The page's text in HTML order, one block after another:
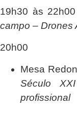
19h30 às 22h00
campo – Drones
20h00
Mesa
Século
profissional